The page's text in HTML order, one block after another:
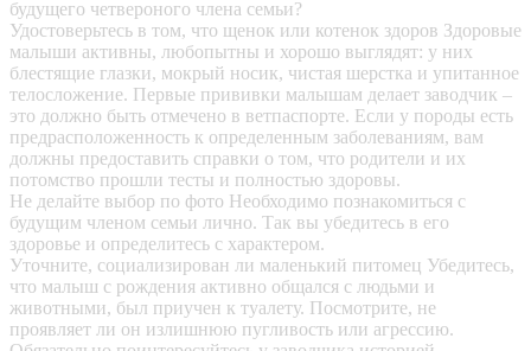
будущего четвероного члена семьи?
Удостоверьтесь в том, что щенок или котенок здоров Здоровые
малыши активны, любопытны и хорошо выглядят: у них
блестящие глазки, мокрый носик, чистая шерстка и упитанное
телосложение. Первые прививки малышам делает заводчик –
это должно быть отмечено в ветпаспорте. Если у породы есть
предрасположенность к определенным заболеваниям, вам
должны предоставить справки о том, что родители и их
потомство прошли тесты и полностью здоровы.
Не делайте выбор по фото Необходимо познакомиться с
будущим членом семьи лично. Так вы убедитесь в его
здоровье и определитесь с характером.
Уточните, социализирован ли маленький питомец Убедитесь,
что малыш с рождения активно общался с людьми и
животными, был приучен к туалету. Посмотрите, не
проявляет ли он излишнюю пугливость или агрессию.